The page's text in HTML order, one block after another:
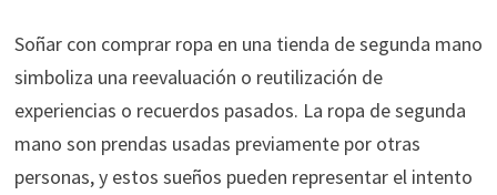
Soñar con comprar ropa en una tienda de segunda mano
simboliza una reevaluación o reutilización de
experiencias o recuerdos pasados. La ropa de segunda
mano son prendas usadas previamente por otras
personas, y estos sueños pueden representar el intento